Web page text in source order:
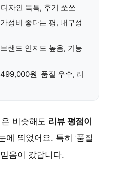
자인 독특, 후기 쏘쏘
성비 좋다는 평, 내구성
랜드 인지도 높음, 기능
원, 품질 우수, 리
비슷해도 리뷰 평점이
에 띄었어요. 특히 ‘품질
음이 갔답니다.